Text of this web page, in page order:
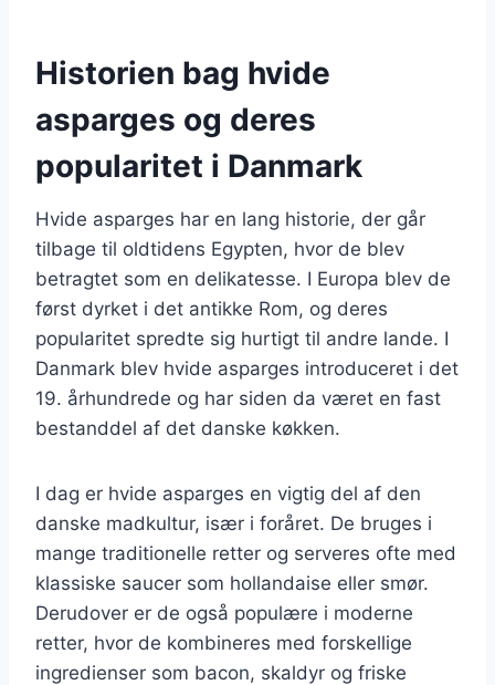
Historien bag hvide
asparges og deres
popularitet i Danmark
Hvide asparges har en lang historie, der går
tilbage til oldtidens Egypten, hvor de blev
betragtet som en delikatesse. I Europa blev de
først dyrket i det antikke Rom, og deres
popularitet spredte sig hurtigt til andre lande. I
Danmark blev hvide asparges introduceret i det
19. århundrede og har siden da været en fast
bestanddel af det danske køkken.
I dag er hvide asparges en vigtig del af den
danske madkultur, især i foråret. De bruges i
mange traditionelle retter og serveres ofte med
klassiske saucer som hollandaise eller smør.
Derudover er de også populære i moderne
retter, hvor de kombineres med forskellige
ingredienser som bacon, skaldyr og friske